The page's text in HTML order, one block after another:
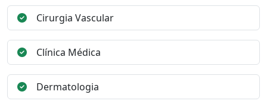
Cirurgia Vascular
Clínica Médica
Dermatologia